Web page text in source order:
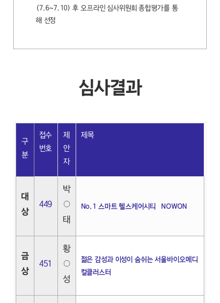
(7.6~7.10) 후 오프라인 심사위원회 종합평가를 통
해 선정
심사결과
구
분
접수
번호
제
안
자
제목
대
상
449
박
○
태
No.1 스마트 헬스케어시티 NOWON
금
상
451
황
○
성
젊은 감성과 이성이 숨쉬는 서울바이오메디
컬클러스터